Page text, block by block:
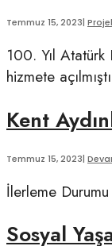
Temmuz 15, 2023|
100. Yıl Atatürk
hizmete
Kent
Temmuz 15, 2023|
İlerleme
Sosyal